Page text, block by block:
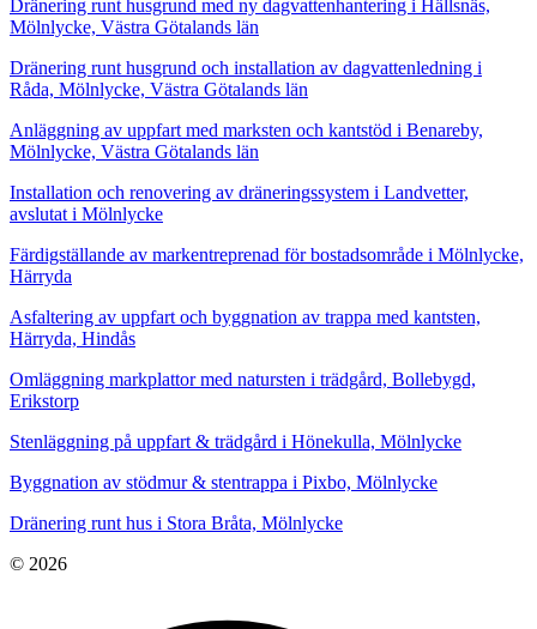
Dränering runt husgrund med ny dagvattenhantering i Hällsnäs,
Mölnlycke, Västra Götalands län
Dränering runt husgrund och installation av dagvattenledning i
Råda, Mölnlycke, Västra Götalands län
Anläggning av uppfart med marksten och kantstöd i Benareby,
Mölnlycke, Västra Götalands län
Installation och renovering av dräneringssystem i Landvetter,
avslutat i Mölnlycke
Färdigställande av markentreprenad för bostadsområde i Mölnlycke,
Härryda
Asfaltering av uppfart och byggnation av trappa med kantsten,
Härryda, Hindås
Omläggning markplattor med natursten i trädgård, Bollebygd,
Erikstorp
Stenläggning på uppfart & trädgård i Hönekulla, Mölnlycke
Byggnation av stödmur & stentrappa i Pixbo, Mölnlycke
Dränering runt hus i Stora Bråta, Mölnlycke
© 2026